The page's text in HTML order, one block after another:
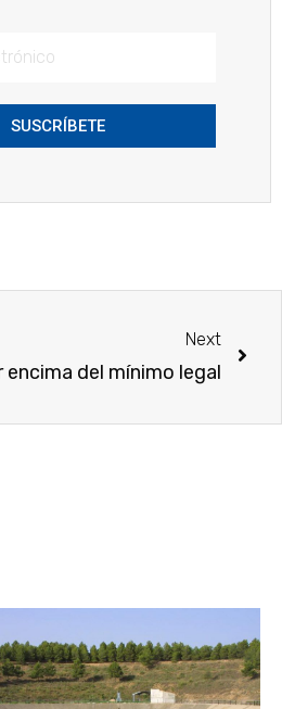
SUSCRÍBETE
Next
encima del mínimo legal